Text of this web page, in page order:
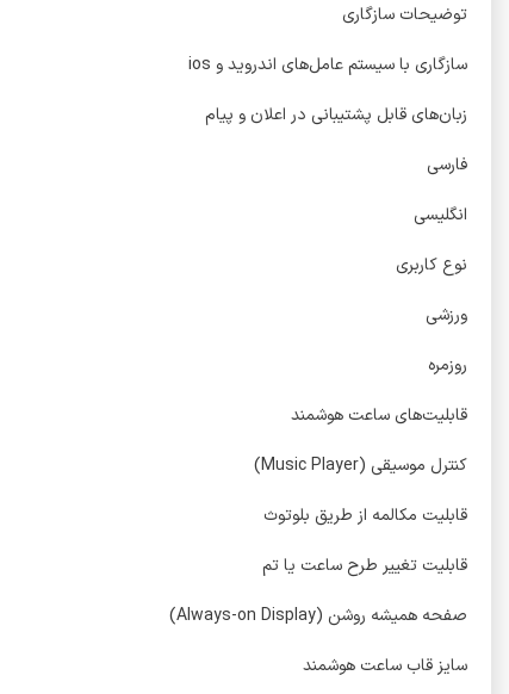
توضیحات سازگاری
سازگاری با سیستم عامل‌های اندروید و ios
زبان‌های قابل پشتیبانی در اعلان و پیام
فارسی
انگلیسی
نوع کاربری
ورزشی
روزمره
قابلیت‌های ساعت هوشمند
کنترل موسیقی (Music Player)
قابلیت مکالمه از طریق بلوتوث
قابلیت تغییر طرح ساعت یا تم
صفحه همیشه روشن (Always-on Display)
سایز قاب ساعت هوشمند